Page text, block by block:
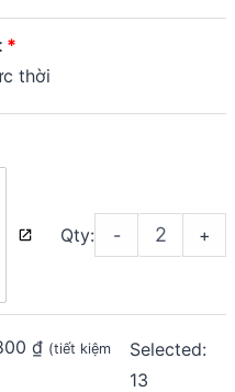
thời
Qty: - +
₫ (tiết kiệm
Selected:
13